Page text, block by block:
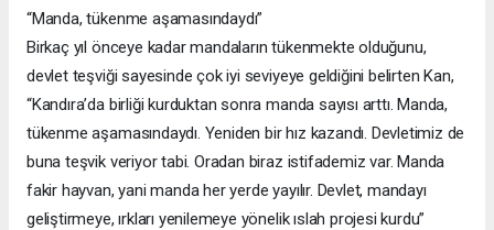
“Manda, tükenme aşamasındaydı”
Birkaç yıl önceye kadar mandaların tükenmekte olduğunu,
devlet teşviği sayesinde çok iyi seviyeye geldiğini belirten Kan,
“Kandıra’da birliği kurduktan sonra manda sayısı arttı. Manda,
tükenme aşamasındaydı. Yeniden bir hız kazandı. Devletimiz de
buna teşvik veriyor tabi. Oradan biraz istifademiz var. Manda
fakir hayvan, yani manda her yerde yayılır. Devlet, mandayı
geliştirmeye, ırkları yenilemeye yönelik ıslah projesi kurdu”